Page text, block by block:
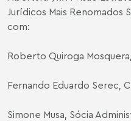
Jurídicos Mais Renomados
com:
Roberto Quiroga
Fernando Eduardo Serec,
Simone Musa, Sócia